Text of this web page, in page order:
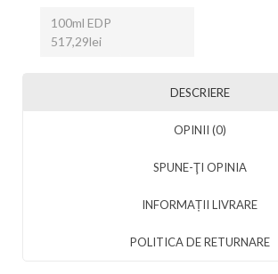
100ml EDP
517,29lei
DESCRIERE
OPINII (0)
SPUNE-ŢI OPINIA
INFORMAȚII LIVRARE
POLITICA DE RETURNARE